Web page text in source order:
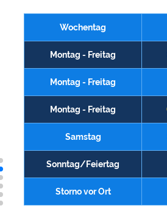
Wochentag
Montag - Freitag
Montag - Freitag
Montag - Freitag
Samstag
Sonntag/Feiertag
Storno vor Ort